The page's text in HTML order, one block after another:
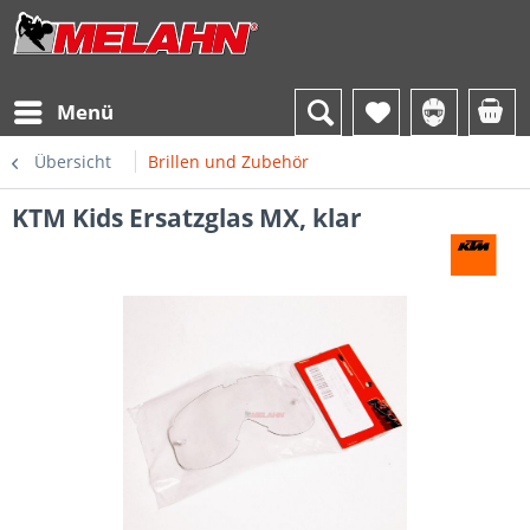
Menü
Übersicht Brillen und Zubehör
KTM Kids Ersatzglas MX, klar